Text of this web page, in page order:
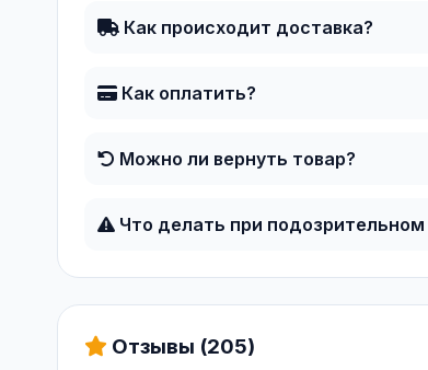
Как происходит доставка?
Как оплатить?
Можно ли вернуть товар?
Что делать при
Отзывы (205)